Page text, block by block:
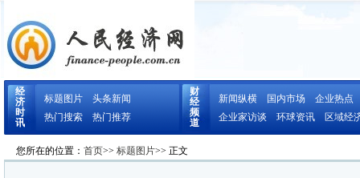
经
济
时
讯
标题图片
头条新闻
热门搜索
热门推荐
财
经
频
道
新闻纵横 国内市场
企业热点
企业家访谈
环球资讯 区域经
您所在的位置： 首页>> 标题图片>> 正文